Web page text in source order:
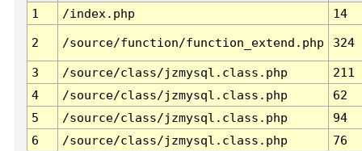
1
/index.php 14
2 /source/function/function_extend.php 324
3 /source/class/jzmysql.class.php
211
4
/source/class/jzmysql.class.php
62
5
/source/class/jzmysql.class.php
94
6
/source/class/jzmysql.class.php 76